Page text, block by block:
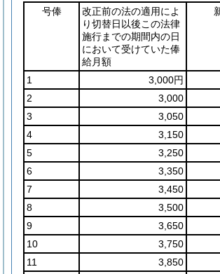
号俸
改正前の法の適用によ
り切替日以後この法律
施行までの期間内の日
において受けていた俸
給月額
1 3,000円
2
3,000
3
3,050
4
3,150
5
3,250
6
3,350
7
3,450
8
3,500
9
3,650
10
3,750
11
3,850